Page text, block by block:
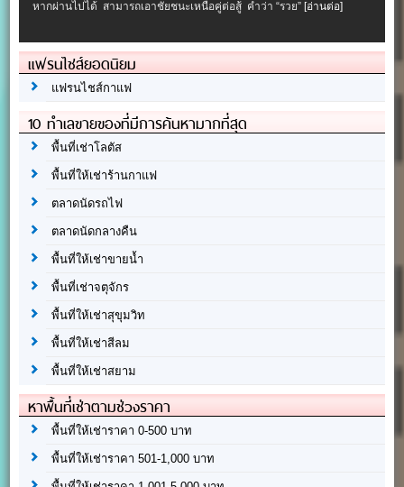
หากผ่านไปได้ สามารถเอาชัยชนะเหนือคู่ต่อสู้ คำว่า “รวย” [อ่านต่อ]
แฟรนไชส์ยอดนิยม
แฟรนไชส์กาแฟ
10 ทำเลขายของที่มีการค้นหามากที่สุด
พื้นที่เช่าโลตัส
พื้นที่ให้เช่าร้านกาแฟ
ตลาดนัดรถไฟ
ตลาดนัดกลางคืน
พื้นที่ให้เช่าขายน้ำ
พื้นที่เช่าจตุจักร
พื้นที่ให้เช่าสุขุมวิท
พื้นที่ให้เช่าสีลม
พื้นที่ให้เช่าสยาม
หาพื้นที่เช่าตามช่วงราคา
พื้นที่ให้เช่าราคา 0-500 บาท
พื้นที่ให้เช่าราคา 501-1,000 บาท